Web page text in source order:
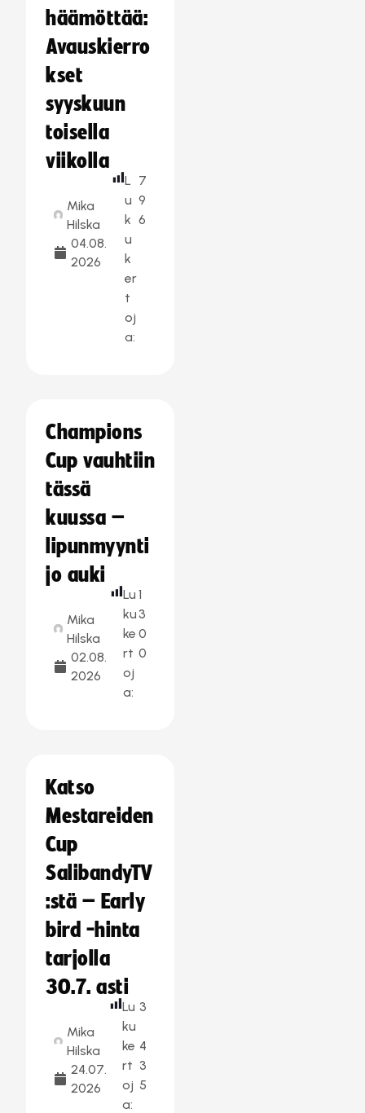
häämöttää:
Avauskierro
kset
syyskuun
toisella
viikolla
Mika
Hilska
04.08.
2026
L
u
k
u
k
er
t
oj
a:
7
9
6
Champions
Cup vauhtiin
tässä
kuussa –
lipunmyynti
jo auki
Mika
Hilska
02.08.
2026
Lu
ku
ke
rt
oj
a:
1
3
0
0
Katso
Mestareiden
Cup
SalibandyTV
:stä – Early
bird -hinta
tarjolla
30.7. asti
Mika
Hilska
24.07.
2026
Lu
ku
ke
rt
oj
a:
3
4
3
5